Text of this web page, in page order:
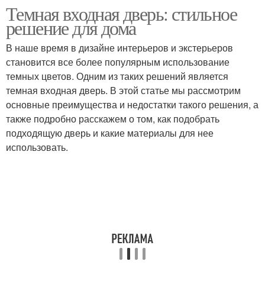
Темные стены
стенами
Темная входная дверь: стильное
решение для дома
В наше время в дизайне интерьеров и экстерьеров
становится все более популярным использование
темных цветов. Одним из таких решений является
темная входная дверь. В этой статье мы рассмотрим
основные преимущества и недостатки такого решения, а
также подробно расскажем о том, как подобрать
подходящую дверь и какие материалы для нее
использовать.